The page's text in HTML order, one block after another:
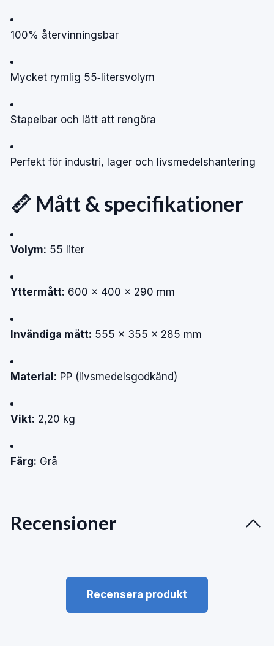
100% återvinningsbar
Mycket rymlig 55‑litersvolym
Stapelbar och lätt att rengöra
Perfekt för industri, lager och livsmedelshantering
📏 Mått & specifikationer
Volym: 55 liter
Yttermått: 600 × 400 × 290 mm
Invändiga mått: 555 × 355 × 285 mm
Material: PP (livsmedelsgodkänd)
Vikt: 2,20 kg
Färg: Grå
Recensioner
Recensera produkt